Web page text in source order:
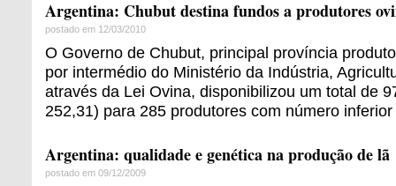
Argentina: Chubut destina fundos a produtores
postado em 12/03/2010
O Governo de Chubut, principal província
por intermédio do Ministério da Indústria,
através da Lei Ovina, disponibilizou um total de
252,31) para 285 produtores com número
Argentina: qualidade e genética na produção de lã
postado em 09/12/2009